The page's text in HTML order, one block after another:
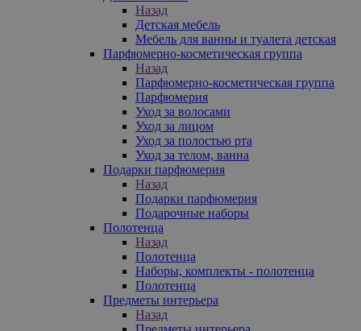
Назад
Детская мебель
Мебель для ванны и туалета детская
Парфюмерно-косметическая группа
Назад
Парфюмерно-косметическая группа
Парфюмерия
Уход за волосами
Уход за лицом
Уход за полостью рта
Уход за телом, ванна
Подарки парфюмерия
Назад
Подарки парфюмерия
Подарочные наборы
Полотенца
Назад
Полотенца
Наборы, комплекты - полотенца
Полотенца
Предметы интерьера
Назад